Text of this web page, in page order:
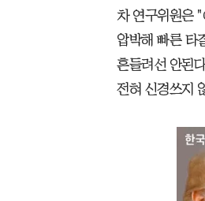
차 연구위원은
압박해 빠른 타
흔들려선 안된
전혀 신경쓰지